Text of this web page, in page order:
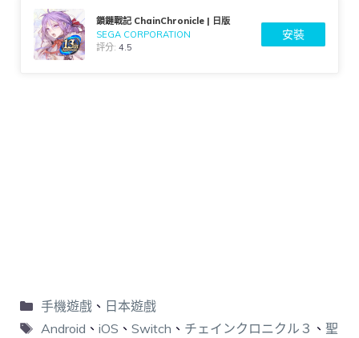
鎖鏈戰記 ChainChronicle | 日版
SEGA CORPORATION
評分:4.5
安裝
手機遊戲、 日本遊戲
Android 、 iOS 、 Switch 、 チェインクロニクル３ 、 聖